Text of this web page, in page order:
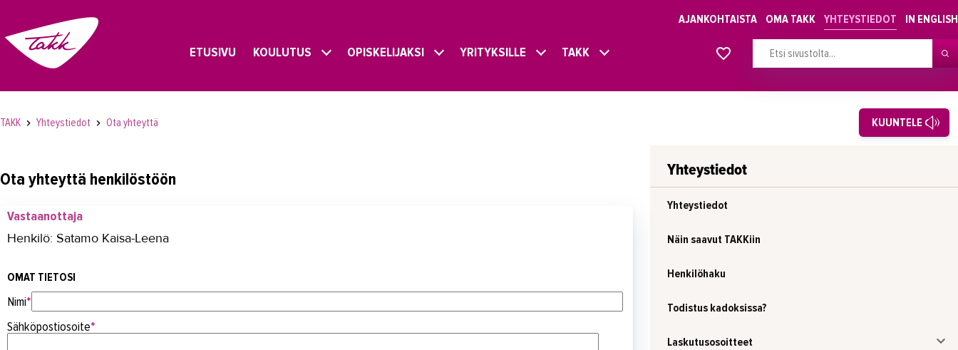
AJANKOHTAISTA OMA TAKK YHTEYSTIEDOT IN ENGLISH
ETUSIVU KOULUTUS OPISKELIJAKSI YRITYKSILLE TAKK
TAKK Yhteystiedot Ota yhteyttä KUUNTELE
Ota yhteyttä henkilöstöön
Vastaanottaja
Henkilö: Satamo Kaisa-Leena
OMAT TIETOSI
Nimi*
Sähköpostiosoite*
Yhteystiedot
Yhteystiedot
Näin saavut TAKKiin
Henkilöhaku
Todistus kadoksissa?
Laskutusosoitteet
Alkavat koulutukset osiosta